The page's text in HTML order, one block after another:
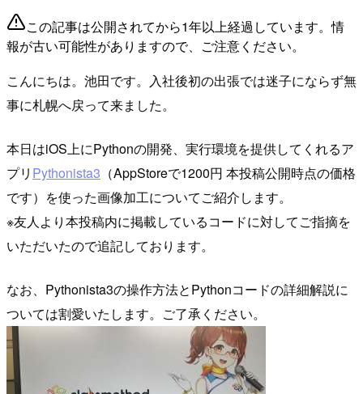
この記事は公開されてから1年以上経過しています。情
報が古い可能性がありますので、ご注意ください。
こんにちは。池田です。入社後初の出張では迷子にならず無
事に札幌へ戻って来ました。
本日はiOS上にPythonの開発、実行環境を提供してくれるア
プリ Pythonista3 （AppStoreで1200円 本投稿公開時点の価格
です）を使った画像加工についてご紹介します。
※友人より本投稿内に掲載しているコードに対してご指摘を
いただいたので追記しております。
なお、Pythonista3の操作方法とPythonコードの詳細解説に
ついては割愛いたします。ご了承ください。